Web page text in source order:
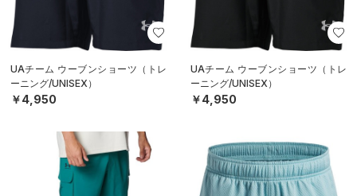
UAチーム ウーブンショーツ（トレ
ーニング/UNISEX）
￥4,950
UAチーム ウーブンショーツ（トレ
ーニング/UNISEX）
￥4,950